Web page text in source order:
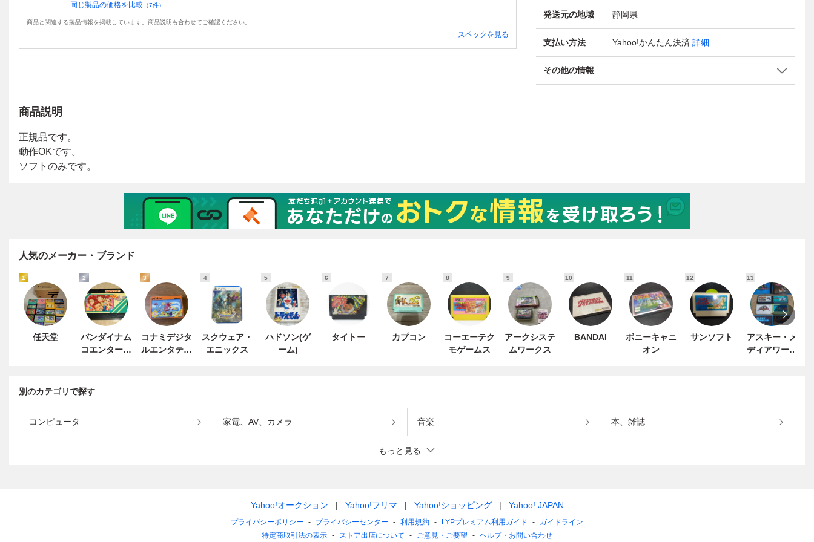
同じ製品の価格を比較 （7件）
商品と関連する製品情報を掲載しています。商品説明も合わせてご確認ください。
スペックを見る
発送元の地域 静岡県
支払い方法 Yahoo!かんたん決済 詳細
その他の情報
商品説明
人気のメーカー・ブランド
1
任天堂
2
バンダイナム
コエンターテ
3
コナミデジタ
ルエンタテイ
4
スクウェア・
エニックス
5
ハドソン(ゲ
ーム)
6
タイトー
7
カプコン
8
コーエーテク
モゲームス
9
アークシステ
ムワークス
10
BANDAI
11
ポニーキャニ
オン
12
サンソフト
13
アスキー・メ
ディアワーク
別のカテゴリで探す
コンピュータ 家電、AV、カメラ 音楽 本、雑誌
もっと見る
Yahoo!オークション Yahoo!フリマ Yahoo!ショッピング Yahoo! JAPAN
プライバシーポリシー プライバシーセンター 利用規約 LYPプレミアム利用ガイド
ガイドライン
特定商取引法の表示
ストア出店について ご意見・ご要望 ヘルプ・お問い合わせ